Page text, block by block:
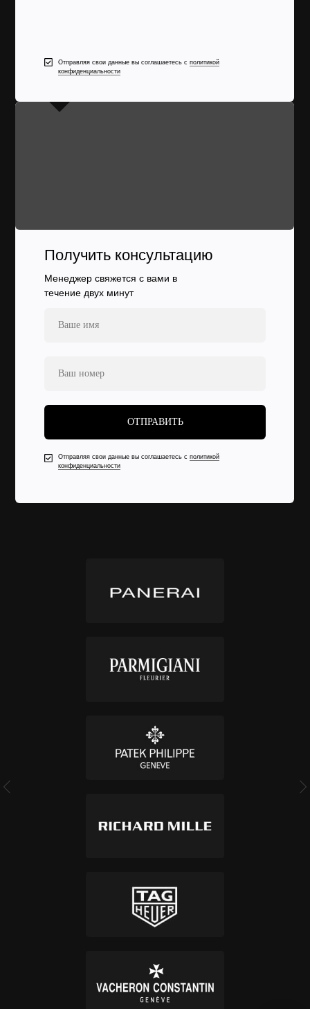
Отправляя свои данные вы соглашаетесь с политикой
конфиденциальности
ОТПРАВИТЬ
Получить консультацию
Менеджер свяжется с вами в
течение двух минут
Отправляя свои данные вы соглашаетесь с политикой
конфиденциальности